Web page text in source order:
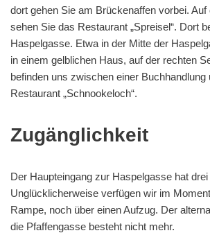
dort gehen Sie am Brückenaffen vorbei. Auf
sehen Sie das Restaurant „Spreisel“. Dort
Haspelgasse. Etwa in der Mitte der
in einem gelblichen Haus, auf der rechten
befinden uns zwischen einer Buchhandlung
Restaurant „Schnookeloch“.
Zugänglichkeit
Der Haupteingang zur Haspelgasse hat
Unglücklicherweise verfügen wir im
Rampe, noch über einen Aufzug. Der
die Pfaffengasse besteht nicht mehr.